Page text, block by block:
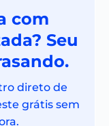
com
Seu
direto de
grátis sem